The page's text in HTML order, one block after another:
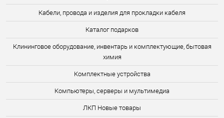
Кабели, провода и изделия для прокладки кабеля
Каталог подарков
Клининговое оборудование, инвентарь и комплектующие, бытовая
химия
Комплектные устройства
Компьютеры, серверы и мультимедиа
ЛКП Новые товары